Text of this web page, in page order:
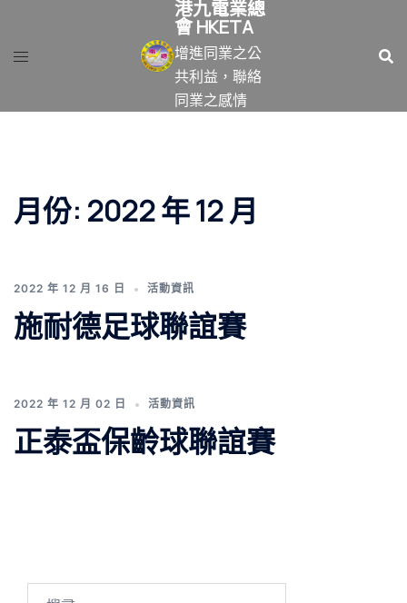
港九電業總
會 HKETA
增進同業之公
共利益，聯絡
同業之感情
月份: 2022 年 12 月
2022 年 12 月 16 日 活動資訊
施耐德足球聯誼賽
2022 年 12 月 02 日 活動資訊
正泰盃保齡球聯誼賽